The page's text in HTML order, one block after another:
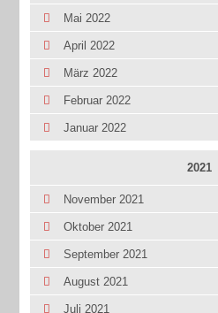
Mai 2022
April 2022
März 2022
Februar 2022
Januar 2022
2021
November 2021
Oktober 2021
September 2021
August 2021
Juli 2021